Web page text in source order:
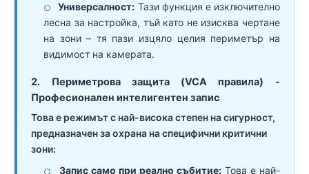
○ Универсалност: Тази функция е изключително
лесна за настройка, тъй като не изисква чертане
на зони – тя пази изцяло целия периметър на
видимост на камерата.
2. Периметрова защита (VCA правила) -
Професионален интелигентен запис
Това е режимът с най-висока степен на сигурност,
предназначен за охрана на специфични критични
зони:
○ Запис само при реално събитие:Това е най-